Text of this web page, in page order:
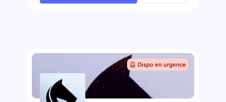
🚨 Dispo en urgence